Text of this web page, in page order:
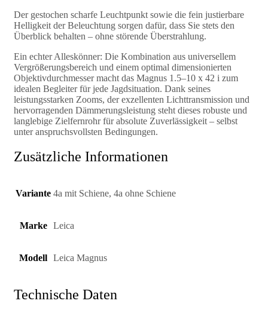
Der gestochen scharfe Leuchtpunkt sowie die fein justierbare
Helligkeit der Beleuchtung sorgen dafür, dass Sie stets den
Überblick behalten – ohne störende Überstrahlung.
Ein echter Alleskönner: Die Kombination aus universellem
Vergrößerungsbereich und einem optimal dimensionierten
Objektivdurchmesser macht das Magnus 1.5–10 x 42 i zum
idealen Begleiter für jede Jagdsituation. Dank seines
leistungsstarken Zooms, der exzellenten Lichttransmission und
hervorragenden Dämmerungsleistung steht dieses robuste und
langlebige Zielfernrohr für absolute Zuverlässigkeit – selbst
unter anspruchsvollsten Bedingungen.
Zusätzliche Informationen
Variante 4a mit Schiene, 4a ohne Schiene
Marke Leica
Modell Leica Magnus
Technische Daten